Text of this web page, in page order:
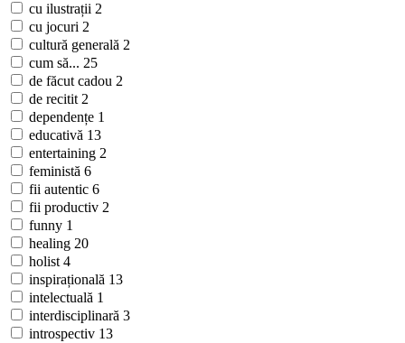
cu ilustrații 2
cu jocuri 2
cultură generală 2
cum să... 25
de făcut cadou 2
de recitit 2
dependențe 1
educativă 13
entertaining 2
feministă 6
fii autentic 6
fii productiv 2
funny 1
healing 20
holist 4
inspirațională 13
intelectuală 1
interdisciplinară 3
introspectiv 13